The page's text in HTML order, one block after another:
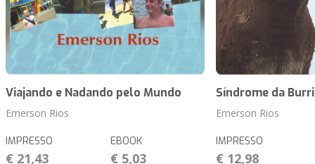
Viajando e Nadando pelo Mundo
Emerson Rios
IMPRESSO
€ 21,43
EBOOK
€ 5,03
Síndrome da
Emerson Rios
IMPRESSO
€ 12,98